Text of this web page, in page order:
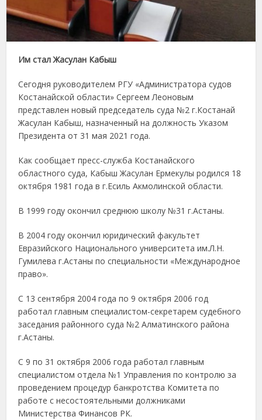
Им стал Жасулан Кабыш
Сегодня руководителем РГУ «Администратора судов
Костанайской области» Сергеем Леоновым
представлен новый председатель суда №2 г.Костанай
Жасулан Кабыш, назначенный на должность Указом
Президента от 31 мая 2021 года.
Как сообщает пресс-служба Костанайского
областного суда, Кабыш Жасулан Ермекулы родился 18
октября 1981 года в г.Есиль Акмолинской области.
В 1999 году окончил среднюю школу №31 г.Астаны.
В 2004 году окончил юридический факультет
Евразийского Национального университета им.Л.Н.
Гумилева г.Астаны по специальности «Международное
право».
С 13 сентября 2004 года по 9 октября 2006 год
работал главным специалистом-секретарем судебного
заседания районного суда №2 Алматинского района
г.Астаны.
С 9 по 31 октября 2006 года работал главным
специалистом отдела №1 Управления по контролю за
проведением процедур банкротства Комитета по
работе с несостоятельными должниками
Министерства Финансов РК.